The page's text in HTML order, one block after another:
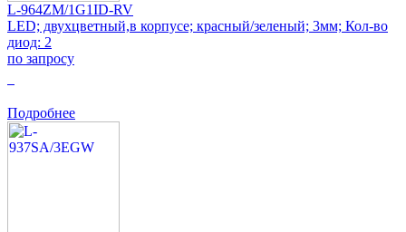
L-964ZM/1G1ID-RV
LED; двухцветный,в корпусе; красный/зеленый; 3мм; Кол-во
диод: 2
по запросу
Подробнее